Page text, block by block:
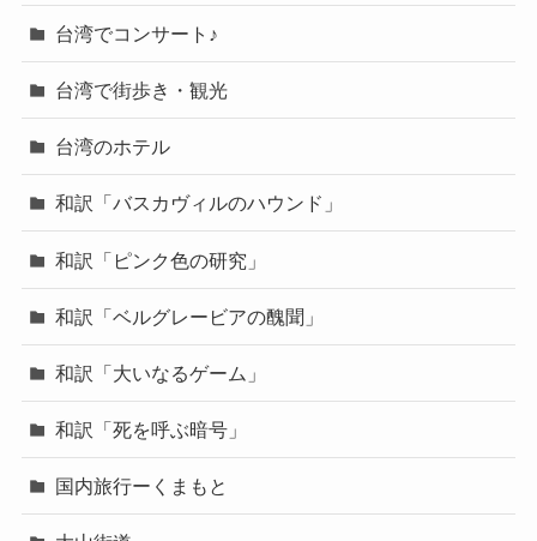
台湾でコンサート♪
台湾で街歩き・観光
台湾のホテル
和訳「バスカヴィルのハウンド」
和訳「ピンク色の研究」
和訳「ベルグレービアの醜聞」
和訳「大いなるゲーム」
和訳「死を呼ぶ暗号」
国内旅行ーくまもと